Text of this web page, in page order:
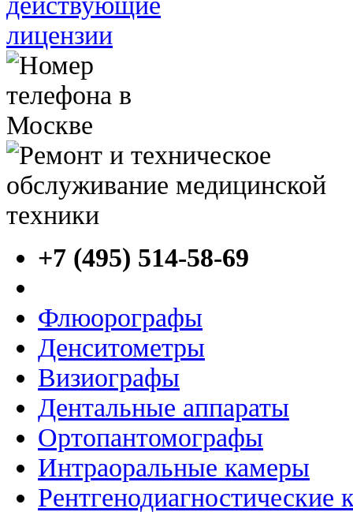
+7 (495) 514-58-69
Флюорографы
Денситометры
Визиографы
Дентальные аппараты
Ортопантомографы
Интраоральные камеры
Рентгенодиагностические